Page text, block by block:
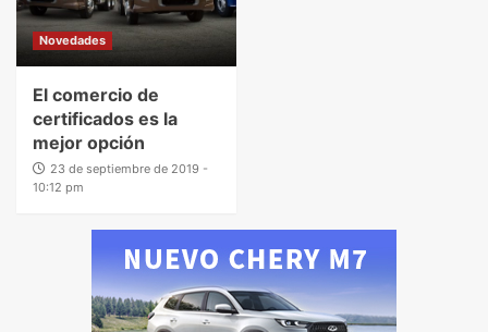
Novedades
El comercio de
certificados es la
mejor opción
23 de septiembre de 2019 -
10:12 pm